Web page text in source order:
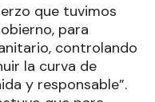
que tuvimos
para
controlando
la curva de
y responsable”.